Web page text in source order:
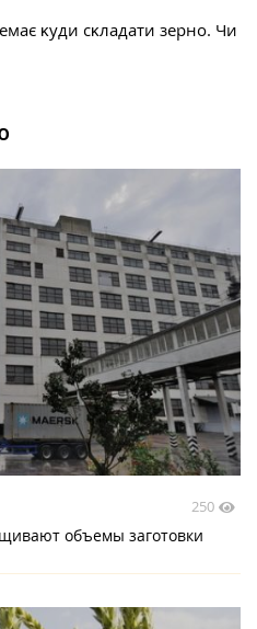
ĸуди сĸладати зерно. Чи
250
объемы заготовки